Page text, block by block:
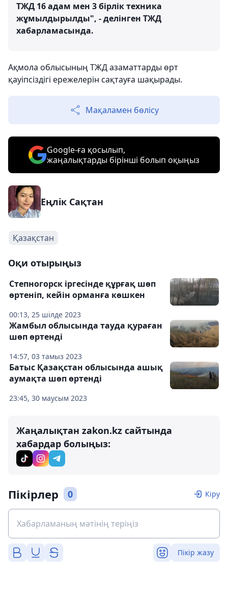
ТЖД 16 адам мен 3 бірлік техника
жұмылдырылды", - делінген ТЖД
хабарламасында.
Ақмола облысының ТЖД азаматтарды өрт
қауіпсіздігі ережелерін сақтауға шақырады.
Мақаламен бөлісу
Google-ға қосылып,
жаңалықтарды бірінші болып оқыңыз
Еңлік Сақтан
Қазақстан
Оқи отырыңыз
00:13, 25 шілде 2023
Степногорск іргесінде құрғақ шөп
өртеніп, кейін орманға көшкен
14:57, 03 тамыз 2023
Жамбыл облысында тауда қураған
шөп өртенді
23:45, 30 маусым 2023
Батыс Қазақстан облысында ашық
аумақта шөп өртенді
Жаңалықтан zakon.kz сайтында
хабардар болыңыз:
Пікірлер 0 Кіру
Пікір жазу